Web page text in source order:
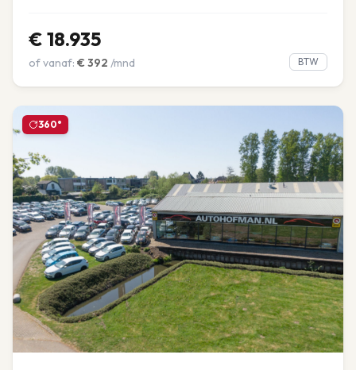
€ 18.935
of vanaf: € 392 /mnd BTW
360°